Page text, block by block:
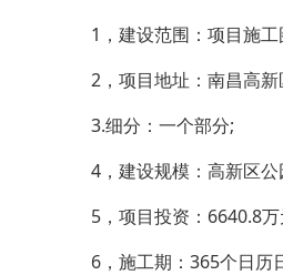
1，建设范围：项目施
2，项目地址：南昌高
3.细分：一个部分;
4，建设规模：高新区
5，项目投资：6640.8万
6，施工期：365个日历